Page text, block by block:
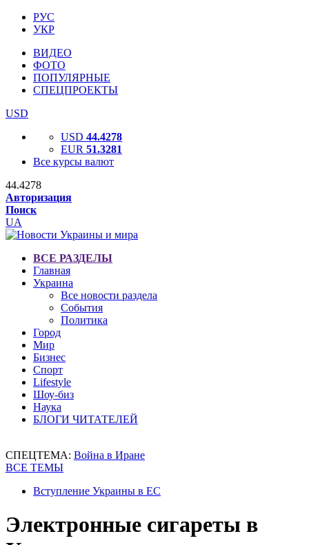
РУС
УКР
ВИДЕО
ФОТО
ПОПУЛЯРНЫЕ
СПЕЦПРОЕКТЫ
USD
USD 44.4278
EUR 51.3281
Все курсы валют
44.4278
Авторизация
Поиск
UA
ВСЕ РАЗДЕЛЫ
Главная
Украина
Все новости раздела
События
Политика
Город
Мир
Бизнес
Спорт
Lifestyle
Шоу-биз
Наука
БЛОГИ ЧИТАТЕЛЕЙ
СПЕЦТЕМА: Война в Иране
ВСЕ ТЕМЫ
Вступление Украины в ЕС
Электронные сигареты в